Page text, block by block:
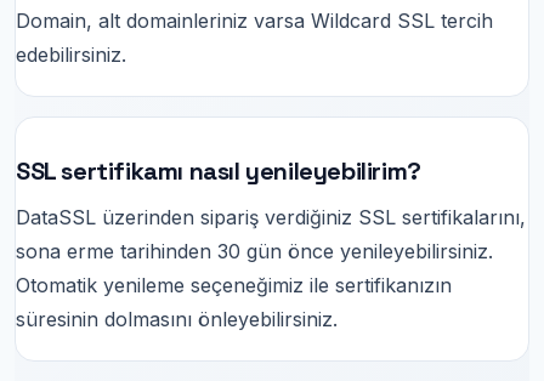
Domain, alt domainleriniz varsa Wildcard SSL tercih
edebilirsiniz.
SSL sertifikamı nasıl yenileyebilirim?
DataSSL üzerinden sipariş verdiğiniz SSL sertifikalarını,
sona erme tarihinden 30 gün önce yenileyebilirsiniz.
Otomatik yenileme seçeneğimiz ile sertifikanızın
süresinin dolmasını önleyebilirsiniz.